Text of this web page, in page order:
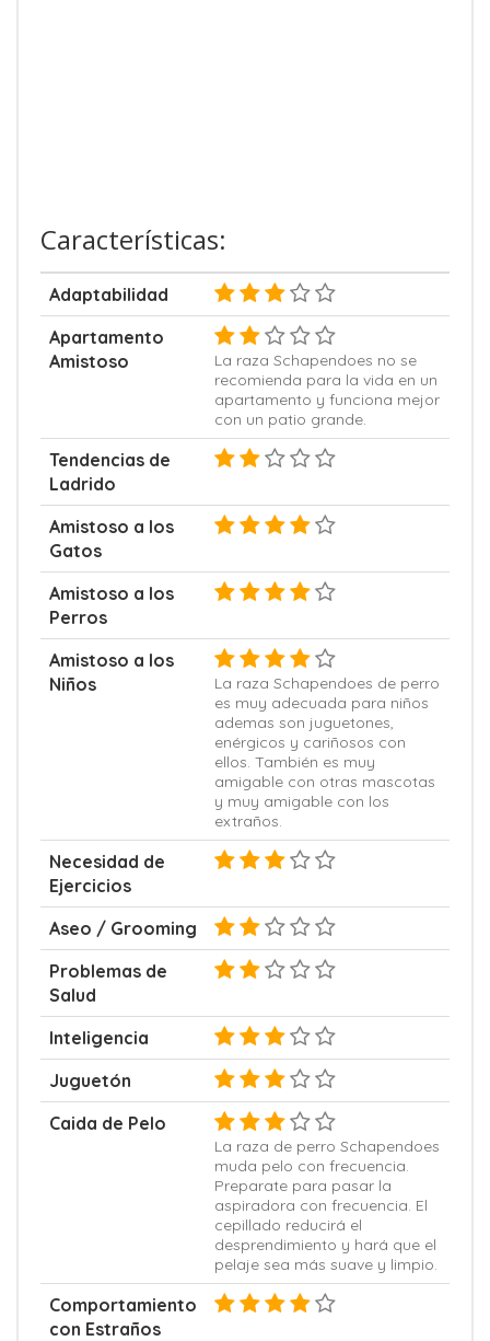
Características:
Adaptabilidad
Apartamento
Amistoso
La raza Schapendoes no se
recomienda para la vida en un
apartamento y funciona mejor
con un patio grande.
Tendencias de
Ladrido
Amistoso a los
Gatos
Amistoso a los
Perros
Amistoso a los
Niños
La raza Schapendoes de perro
es muy adecuada para niños
ademas son juguetones,
enérgicos y cariñosos con
ellos. También es muy
amigable con otras mascotas
y muy amigable con los
extraños.
Necesidad de
Ejercicios
Aseo / Grooming
Problemas de
Salud
Inteligencia
Juguetón
Caida de Pelo
La raza de perro Schapendoes
muda pelo con frecuencia.
Preparate para pasar la
aspiradora con frecuencia. El
cepillado reducirá el
desprendimiento y hará que el
pelaje sea más suave y limpio.
Comportamiento
con Estraños